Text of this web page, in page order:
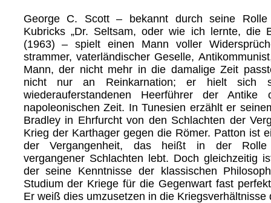
George C. Scott – bekannt durch seine
Kubricks „Dr. Seltsam, oder wie ich lernte, die
(1963) – spielt einen Mann voller
strammer, vaterländischer Geselle,
Mann, der nicht mehr in die damalige Zeit
nicht nur an Reinkarnation; er hielt sich
wiederauferstandenen Heerführer der
napoleonischen Zeit. In Tunesien erzählt er
Bradley in Ehrfurcht von den Schlachten der
Krieg der Karthager gegen die Römer. Patton ist
der Vergangenheit, das heißt in der Rolle
vergangener Schlachten lebt. Doch gleichzeitig
der seine Kenntnisse der klassischen
Studium der Kriege für die Gegenwart fast
Er weiß dies umzusetzen in die Kriegsverhältnisse